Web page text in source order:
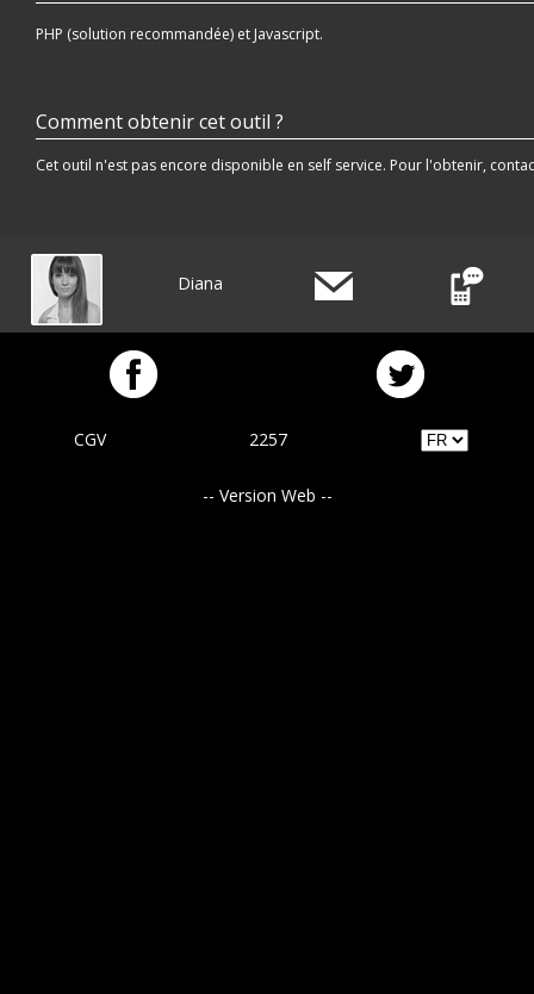
PHP (solution recommandée) et Javascript.
Comment obtenir cet outil ?
Cet outil n'est pas encore disponible en self service. Pour l'obtenir,
Diana
CGV 2257
-- Version Web --